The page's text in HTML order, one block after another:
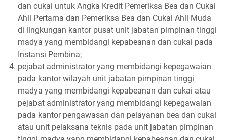
dan cukai untuk Angka Kredit Pemeriksa Bea dan Cukai
Ahli Pertama dan Pemeriksa Bea dan Cukai Ahli Muda
di lingkungan kantor pusat unit jabatan pimpinan tinggi
madya yang membidangi kepabeanan dan cukai pada
Instansi Pembina;
pejabat administrator yang membidangi kepegawaian
pada kantor wilayah unit jabatan pimpinan tinggi
madya yang membidangi kepabeanan dan cukai atau
pejabat administrator yang membidangi kepegawaian
pada kantor pengawasan dan pelayanan bea dan cukai
atau unit pelaksana teknis pada unit jabatan pimpinan